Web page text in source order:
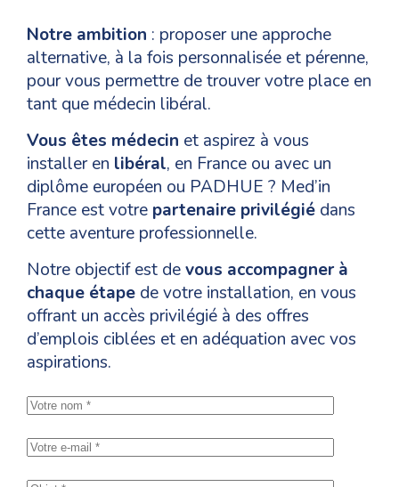
Notre ambition : proposer une approche
alternative, à la fois personnalisée et pérenne,
pour vous permettre de trouver votre place en
tant que médecin libéral.
Vous êtes médecin et aspirez à vous
installer en libéral, en France ou avec un
diplôme européen ou PADHUE ? Med’in
France est votre partenaire privilégié dans
cette aventure professionnelle.
Notre objectif est devous accompagner à
chaque étape de votre installation, en vous
offrant un accès privilégié à des offres
d’emplois ciblées et en adéquation avec vos
aspirations.